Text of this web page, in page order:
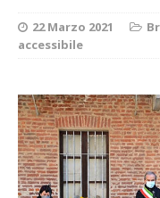
22 Marzo 2021
accessibile